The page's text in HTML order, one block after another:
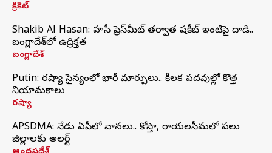
క్రికెట్
Shakib Al Hasan: హసీనా ప్రెస్‌మీట్‌ తర్వాత షకీబ్‌ ఇంటిపై దాడి..
బంగ్లాదేశ్‌లో ఉద్రిక్తత
బంగ్లాదేశ్
Putin: రష్యా సైన్యంలో భారీ మార్పులు.. కీలక పదవుల్లో కొత్త
నియామకాలు
రష్యా
APSDMA: నేడు ఏపీలో వానలు.. కోస్తా, రాయలసీమలో పలు
జిల్లాలకు అలర్ట్